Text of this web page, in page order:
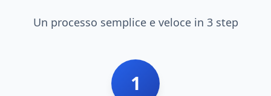
Un processo semplice e veloce in 3 step
1